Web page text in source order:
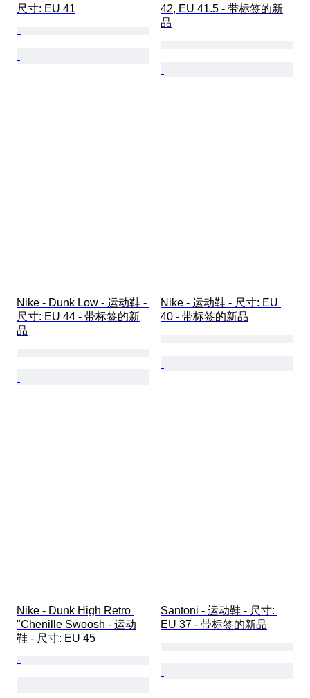
尺寸: EU 41
42, EU 41.5 - 带标签的新
品
Nike - Dunk Low - 运动鞋 -
尺寸: EU 44 - 带标签的新
品
Nike - 运动鞋 - 尺寸: EU
40 - 带标签的新品
Nike - Dunk High Retro
"Chenille Swoosh - 运动
鞋 - 尺寸: EU 45
Santoni - 运动鞋 - 尺寸:
EU 37 - 带标签的新品